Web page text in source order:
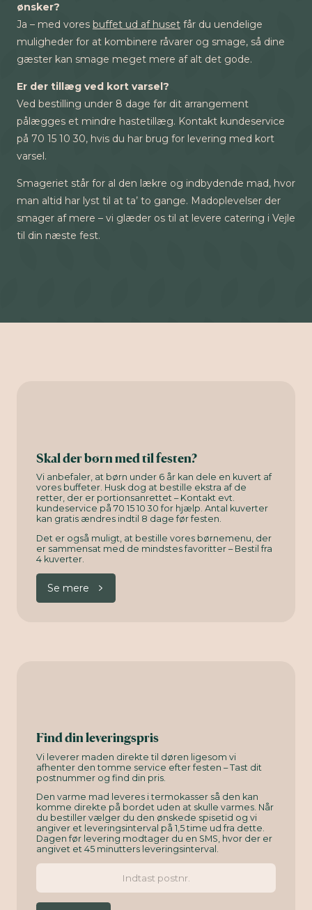
ønsker?
Ja – med vores buffet ud af huset får du uendelige
muligheder for at kombinere råvarer og smage, så dine
gæster kan smage meget mere af alt det gode.
Er der tillæg ved kort varsel?
Ved bestilling under 8 dage før dit arrangement
pålægges et mindre hastetillæg. Kontakt kundeservice
på 70 15 10 30, hvis du har brug for levering med kort
varsel.
Smageriet står for al den lækre og indbydende mad, hvor
man altid har lyst til at ta’ to gange. Madoplevelser der
smager af mere – vi glæder os til at levere catering i Vejle
til din næste fest.
Skal der børn med til festen?
Vi anbefaler, at børn under 6 år kan dele en kuvert af
vores buffeter. Husk dog at bestille ekstra af de
retter, der er portionsanrettet – Kontakt evt.
kundeservice på 70 15 10 30 for hjælp. Antal kuverter
kan gratis ændres indtil 8 dage før festen.
Det er også muligt, at bestille vores børnemenu, der
er sammensat med de mindstes favoritter – Bestil fra
4 kuverter.
Se mere
Find din leveringspris
Vi leverer maden direkte til døren ligesom vi
afhenter den tomme service efter festen – Tast dit
postnummer og find din pris.
Den varme mad leveres i termokasser så den kan
komme direkte på bordet uden at skulle varmes. Når
du bestiller vælger du den ønskede spisetid og vi
angiver et leveringsinterval på 1,5 time ud fra dette.
Dagen før levering modtager du en SMS, hvor der er
angivet et 45 minutters leveringsinterval.